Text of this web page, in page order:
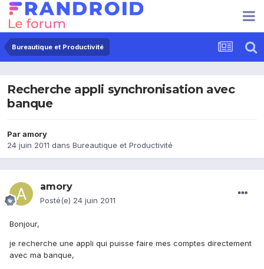
Bureautique et Productivité
Recherche appli synchronisation avec
banque
Paramory
24 juin 2011 dans Bureautique et Productivité
amory
Posté(e) 24 juin 2011
Bonjour,
je recherche une appli qui puisse faire mes comptes directement
avec ma banque,